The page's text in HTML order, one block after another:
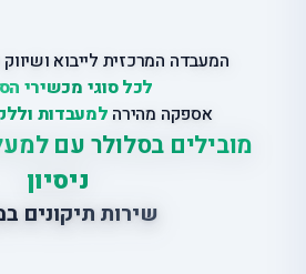
המעבדה המרכזית לייבוא
לכל סוגי מכשירי
אספקה מהירה למעבדות
מובילים בסלולר עם
ניסיון
שירות תיקונים ב